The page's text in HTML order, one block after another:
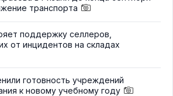
транспорта
поддержку селлеров,
от инцидентов на складах
готовность учреждений
к новому учебному году